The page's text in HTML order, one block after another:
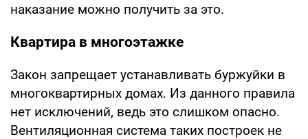
наказание можно получить за это.
Квартира в многоэтажке
Закон запрещает устанавливать буржуйки в
многоквартирных домах. Из данного правила
нет исключений, ведь это слишком опасно.
Вентиляционная система таких построек не